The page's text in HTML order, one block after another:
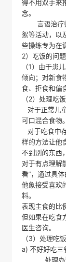
得不用双手来
念。
言语治疗师
絮等活动，
些操练专为在
2）吃饭的问题
（1）由于患
倾向；对新食
食、拒食和偏
（2）处理吃
对于正常儿
可口混合食物。
对于吃食中
样的方法让他
不到别的东西
对于有点理解
看”，通过具
他象接受喜欢
料。
表现主食的比
但如果在吃食
医生咨询。
（3）处理吃
a) 不好好吃三
处理办法